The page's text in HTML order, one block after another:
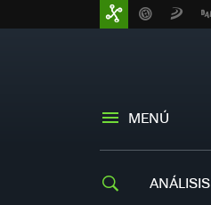
MENÚ
ANÁLISIS